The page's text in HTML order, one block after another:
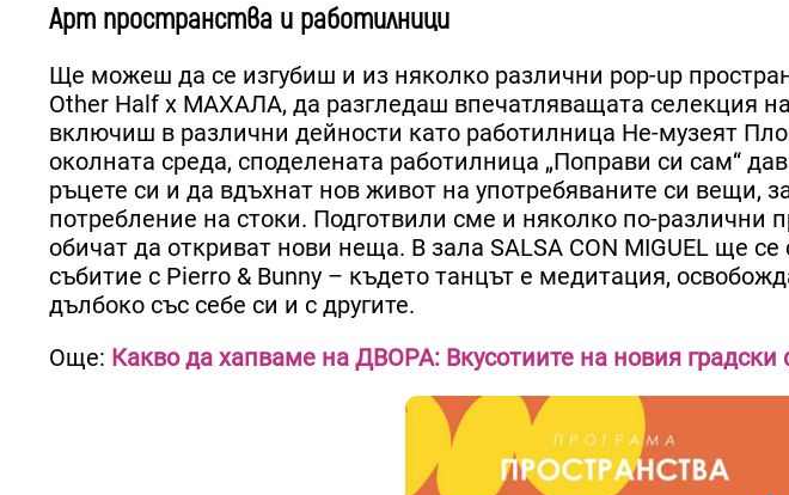
Aрт пространства и работилници
Ще можеш да се изгубиш и из няколко различни pop-up
Other Half x МАХАЛА, да разгледаш впечатляващата селекция
включиш в различни дейности като работилница Не-музеят
околната среда, споделената работилница „Поправи си сам“
ръцете си и да вдъхнат нов живот на употребяваните си вещи,
потребление на стоки. Подготвили сме и няколко по-различни
обичат да откриват нови неща. В зала SALSA CON MIGUEL ще
събитие с Pierro & Bunny – където танцът е медитация,
дълбоко със себе си и с другите.
Още: Какво да хапваме на ДВОРА: Вкусотиите на новия градски